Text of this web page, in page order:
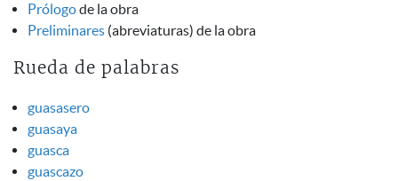
Prólogode la obra
Preliminares (abreviaturas) de la obra
Rueda de palabras
guasasero
guasaya
guasca
guascazo